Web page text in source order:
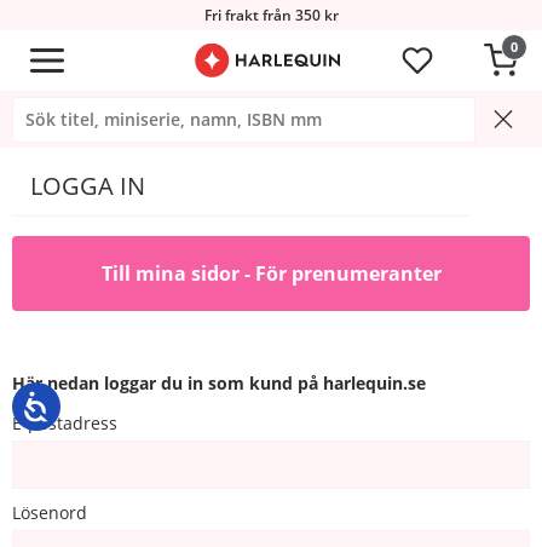
Fri frakt från 350 kr
0
LOGGA IN
Till mina sidor - För prenumeranter
Här nedan loggar du in som kund på harlequin.se
E-postadress
Lösenord